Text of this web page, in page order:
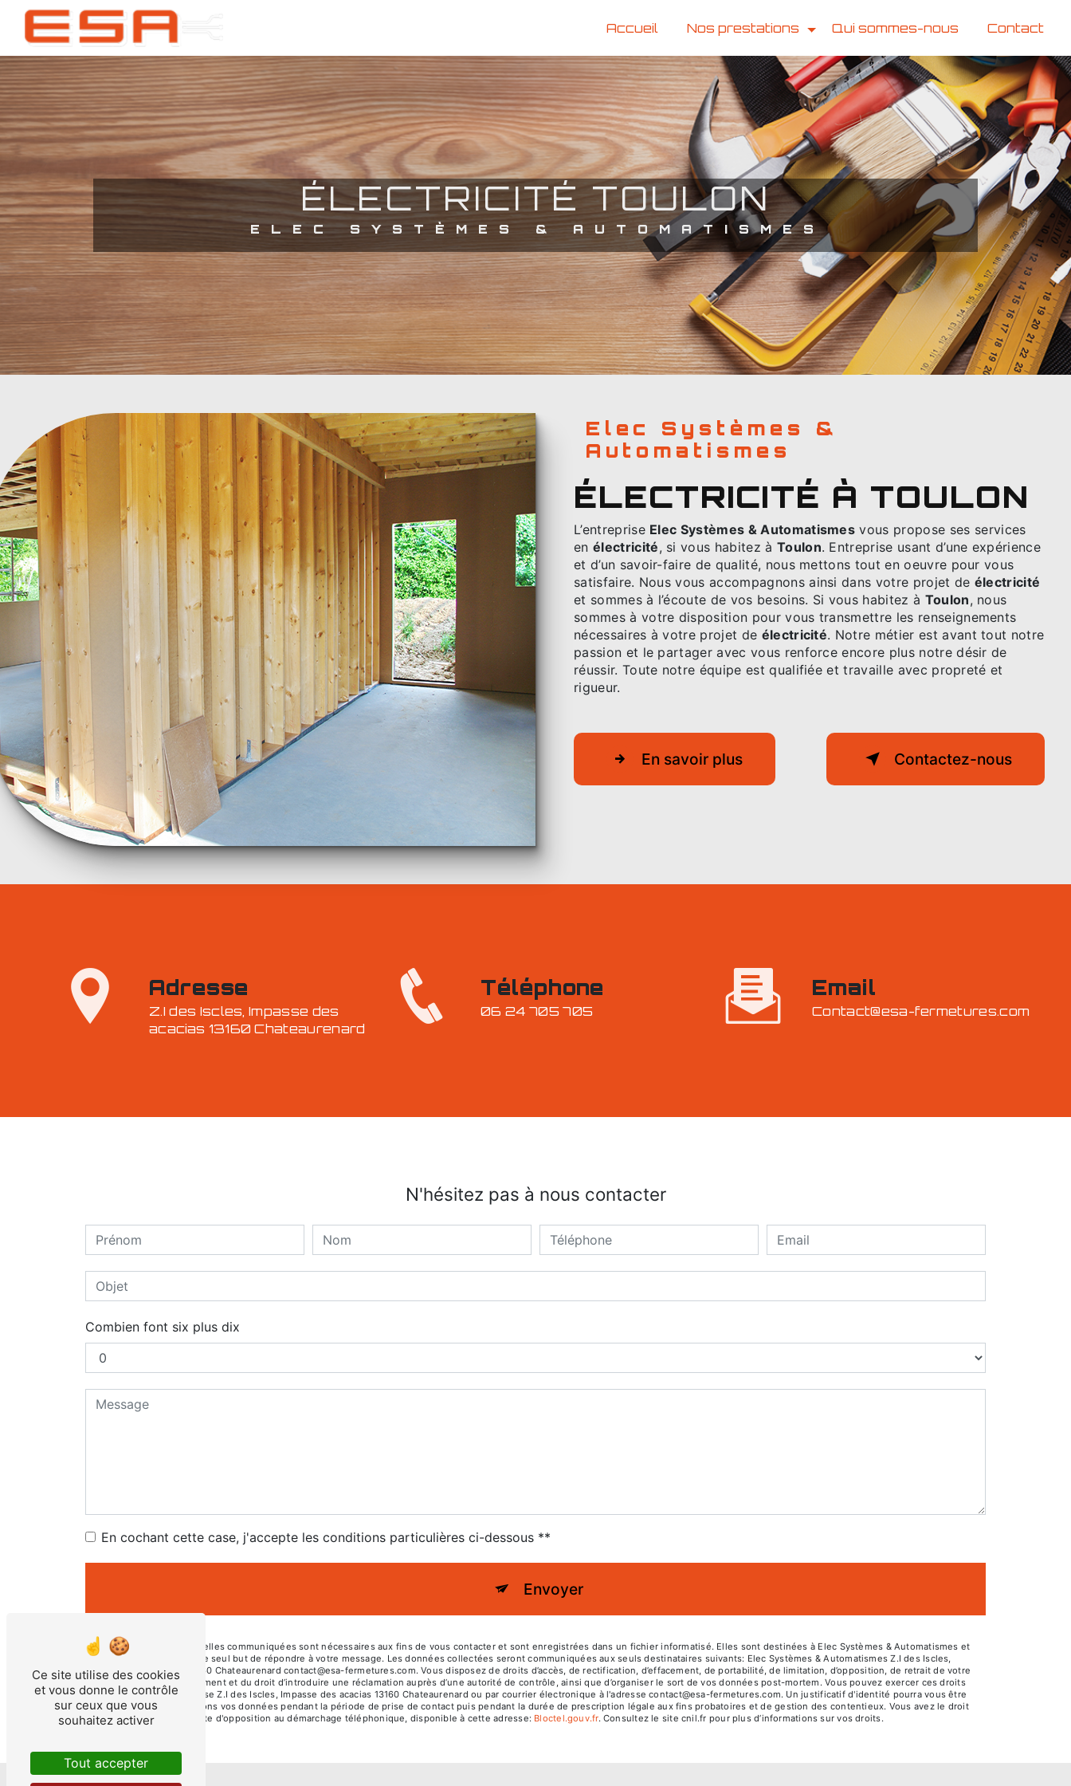
Accueil Nos prestations Qui sommes-nous Contact
ÉLECTRICITÉ TOULON
ELEC SYSTÈMES & AUTOMATISMES
Elec Systèmes &
Automatismes
ÉLECTRICITÉ À TOULON
L’entreprise Elec Systèmes & Automatismes vous propose ses services
en électricité, si vous habitez à Toulon. Entreprise usant d’une expérience
et d’un savoir-faire de qualité, nous mettons tout en oeuvre pour vous
satisfaire. Nous vous accompagnons ainsi dans votre projet de électricité
et sommes à l’écoute de vos besoins. Si vous habitez à Toulon, nous
sommes à votre disposition pour vous transmettre les renseignements
nécessaires à votre projet de électricité. Notre métier est avant tout notre
passion et le partager avec vous renforce encore plus notre désir de
réussir. Toute notre équipe est qualifiée et travaille avec propreté et
rigueur.
En savoir plus Contactez-nous
Adresse
Z.I des Iscles, Impasse des
acacias 13160 Chateaurenard
Téléphone
06 24 705 705
Email
contact@esa-fermetures.com
N'hésitez pas à nous contacter
Combien font six plus dix
En cochant cette case, j'accepte les conditions particulières ci-dessous **
Envoyer
** Les données personnelles communiquées sont nécessaires aux fins de vous contacter et sont enregistrées dans un fichier informatisé. Elles sont destinées à Elec Systèmes & Automatismes et
ses sous-traitants dans le seul but de répondre à votre message. Les données collectées seront communiquées aux seuls destinataires suivants: Elec Systèmes & Automatismes Z.I des Iscles,
Impasse des acacias 13160 Chateaurenard contact@esa-fermetures.com. Vous disposez de droits d’accès, de rectification, d’effacement, de portabilité, de limitation, d’opposition, de retrait de votre
consentement à tout moment et du droit d’introduire une réclamation auprès d’une autorité de contrôle, ainsi que d’organiser le sort de vos données post-mortem. Vous pouvez exercer ces droits
par voie postale à l'adresse Z.I des Iscles, Impasse des acacias 13160 Chateaurenard ou par courrier électronique à l'adresse contact@esa-fermetures.com. Un justificatif d'identité pourra vous être
demandé. Nous conservons vos données pendant la période de prise de contact puis pendant la durée de prescription légale aux fins probatoires et de gestion des contentieux. Vous avez le droit
de vous inscrire sur la liste d'opposition au démarchage téléphonique, disponible à cette adresse:
Bloctel.gouv.fr. Consultez le site cnil.fr pour plus d’informations sur vos droits.
Panneau de gestion des cookies
Ce site utilise des cookies
et vous donne le contrôle
sur ceux que vous
souhaitez activer
Tout accepter